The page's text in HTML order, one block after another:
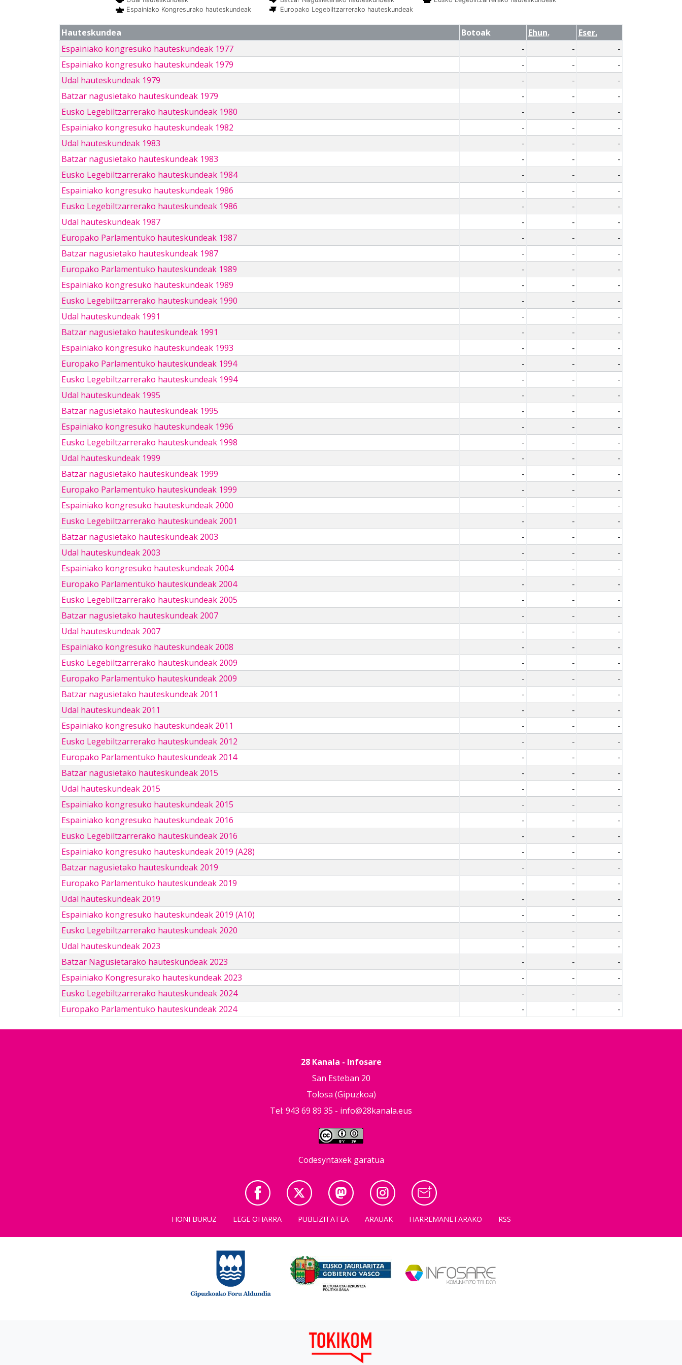
Espainiako Kongresurako hauteskundeak
Europako Legebiltzarrerako hauteskundeak
Hauteskundea Botoak Ehun.
Eser.
Espainiako kongresuko hauteskundeak 1977
- -
-
Espainiako kongresuko hauteskundeak 1979
- -
-
Udal hauteskundeak 1979
- -
-
Batzar nagusietako hauteskundeak 1979
- -
-
Eusko Legebiltzarrerako hauteskundeak 1980
- -
-
Espainiako kongresuko hauteskundeak 1982
- -
-
Udal hauteskundeak 1983
- -
-
Batzar nagusietako hauteskundeak 1983
- -
-
Eusko Legebiltzarrerako hauteskundeak 1984
- -
-
Espainiako kongresuko hauteskundeak 1986
- -
-
Eusko Legebiltzarrerako hauteskundeak 1986
- -
-
Udal hauteskundeak 1987
- -
-
Europako Parlamentuko hauteskundeak 1987
- -
-
Batzar nagusietako hauteskundeak 1987
- -
-
Europako Parlamentuko hauteskundeak 1989
- -
-
Espainiako kongresuko hauteskundeak 1989
- -
-
Eusko Legebiltzarrerako hauteskundeak 1990
- -
-
Udal hauteskundeak 1991
- -
-
Batzar nagusietako hauteskundeak 1991
- -
-
Espainiako kongresuko hauteskundeak 1993
- -
-
Europako Parlamentuko hauteskundeak 1994
- -
-
Eusko Legebiltzarrerako hauteskundeak 1994
- -
-
Udal hauteskundeak 1995
- -
-
Batzar nagusietako hauteskundeak 1995
- -
-
Espainiako kongresuko hauteskundeak 1996
- -
-
Eusko Legebiltzarrerako hauteskundeak 1998
- -
-
Udal hauteskundeak 1999
- -
-
Batzar nagusietako hauteskundeak 1999
- -
-
Europako Parlamentuko hauteskundeak 1999
- -
-
Espainiako kongresuko hauteskundeak 2000
- -
-
Eusko Legebiltzarrerako hauteskundeak 2001
- -
-
Batzar nagusietako hauteskundeak 2003
- -
-
Udal hauteskundeak 2003
- -
-
Espainiako kongresuko hauteskundeak 2004
- -
-
Europako Parlamentuko hauteskundeak 2004
- -
-
Eusko Legebiltzarrerako hauteskundeak 2005
- -
-
Batzar nagusietako hauteskundeak 2007
- -
-
Udal hauteskundeak 2007
- -
-
Espainiako kongresuko hauteskundeak 2008
- -
-
Eusko Legebiltzarrerako hauteskundeak 2009
- -
-
Europako Parlamentuko hauteskundeak 2009
- -
-
Batzar nagusietako hauteskundeak 2011
- -
-
Udal hauteskundeak 2011
- -
-
Espainiako kongresuko hauteskundeak 2011
- -
-
Eusko Legebiltzarrerako hauteskundeak 2012
- -
-
Europako Parlamentuko hauteskundeak 2014
- -
-
Batzar nagusietako hauteskundeak 2015
- -
-
Udal hauteskundeak 2015
- -
-
Espainiako kongresuko hauteskundeak 2015
- -
-
Espainiako kongresuko hauteskundeak 2016
- -
-
Eusko Legebiltzarrerako hauteskundeak 2016
- -
-
Espainiako kongresuko hauteskundeak 2019 (A28)
- -
-
Batzar nagusietako hauteskundeak 2019
- -
-
Europako Parlamentuko hauteskundeak 2019
- -
-
Udal hauteskundeak 2019
- -
-
Espainiako kongresuko hauteskundeak 2019 (A10)
- -
-
Eusko Legebiltzarrerako hauteskundeak 2020
- -
-
Udal hauteskundeak 2023
- -
-
Batzar Nagusietarako hauteskundeak 2023
- -
-
Espainiako Kongresurako hauteskundeak 2023
- -
-
Eusko Legebiltzarrerako hauteskundeak 2024
- -
-
Europako Parlamentuko hauteskundeak 2024
- - -
28 Kanala - Infosare
San Esteban 20
Tolosa (Gipuzkoa)
Tel: 943 69 89 35 - info@28kanala.eus
Codesyntaxek garatua
HONI BURUZ LEGE OHARRA PUBLIZITATEA ARAUAK HARREMANETARAKO RSS